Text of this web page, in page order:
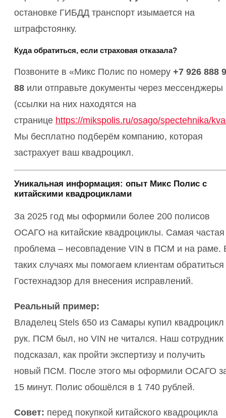
остановке ГИБДД транспорт изымается на
штрафстоянку.
Куда обратиться, если страховая отказала?
Позвоните в «Микс Полис по номеру +7 926 888
88 или отправьте документы через мессенджеры
(ссылки на них находятся на
странице https://mikspolis.ru/osago/spectehnika/
Мы бесплатно подберём компанию, которая
застрахует ваш квадроцикл.
Уникальная информация: опыт Микс Полис с
китайскими квадроциклами
За 2025 год мы оформили более 200 полисов
ОСАГО на китайские квадроциклы. Самая частая
проблема – несовпадение VIN в ПСМ и на раме.
таких случаях мы помогаем клиентам обратиться
Гостехнадзор для внесения исправлений.
Реальный пример:
Владелец Stels 650 из Самары купил квадроцикл
рук. ПСМ был, но VIN не читался. Наш сотрудник
подсказал, как пройти экспертизу и получить
новый ПСМ. После этого мы оформили ОСАГО
15 минут. Полис обошёлся в 1 740 рублей.
Совет: перед покупкой китайского квадроцикла